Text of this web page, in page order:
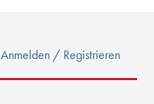
Anmelden / Registrieren